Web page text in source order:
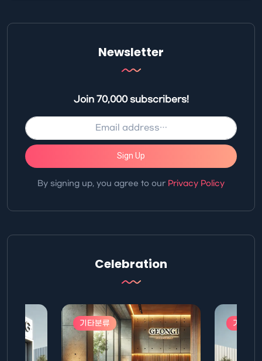
Newsletter
Join 70,000 subscribers!
Sign Up
By signing up, you agree to our Privacy Policy
Celebration
기타분류 기타분